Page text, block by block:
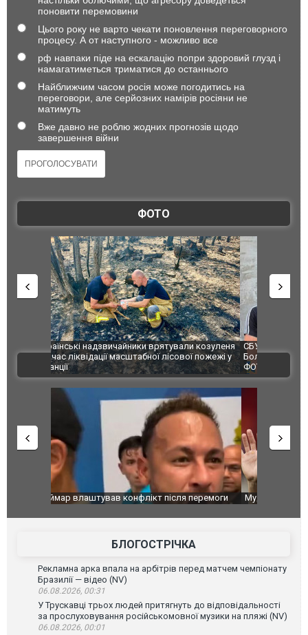
поновити перемовини
Цього року не варто чекати поновлення переговорного
процесу. А от наступного - можливо все
рф навпаки піде на ескалацію попри здоровий глузд і
намагатиметься триматися до останнього
Найближчим часом росія може погодитись на
переговори, але серйозних намірів росіяни не
матимуть
Вже давно не роблю жодних прогнозів щодо
завершення війни
ФОТО
пожежі у
СБУ за сприяння Нацполіції та правоохоронців
Болгарії затримала міжнародного наркобарона.
ФОТО
Росіяни
одна
ВІДЕО
Мудрик провів перший матч за "Челсі" після
під час
Франції
БЛОГОСТРІЧКА
Рекламна арка впала на арбітрів перед матчем чемпіонату
Бразилії — відео (NV)
06.08.2026, 00:31
У Трускавці трьох людей притягнуть до відповідальності
за прослуховування російськомовної музики на пляжі (NV)
06.08.2026, 00:01